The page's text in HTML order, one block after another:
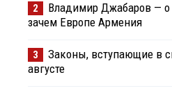
2
Владимир Джабаров — о
зачем Европе Армения
3
Законы, вступающие в
августе